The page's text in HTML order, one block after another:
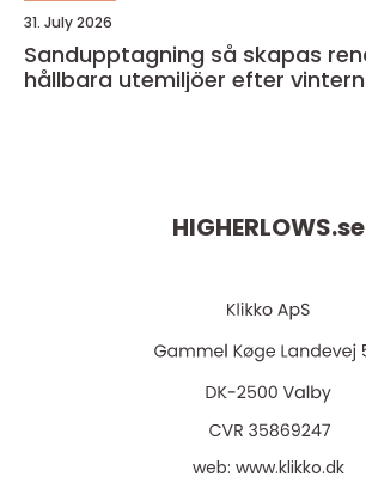
31. July 2026
Sandupptagning så skapas rena, säkra och
hållbara utemiljöer efter vintern
HIGHERLOWS.se
web: www.klikko.dk